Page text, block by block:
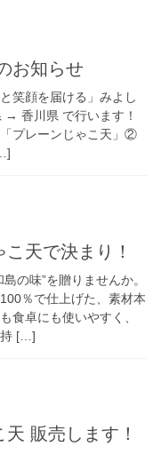
お知らせ
笑顔を届ける」みよし
香川県 で行います！
プレーンじゃこ天」②
天で決まり！
の味”を贈りませんか。
％で仕上げた、素材本
食卓にも使いやすく、
持 […]
販売します！